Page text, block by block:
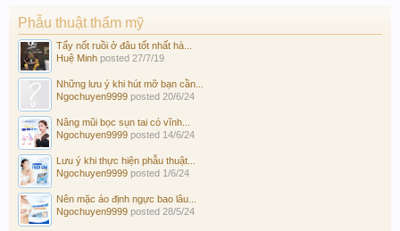
Phẫu thuật thẩm mỹ
Tẩy nốt ruồi ở đâu tốt nhất hà...
Huệ Minh posted 27/7/19
Những lưu ý khi hút mỡ bạn cần...
Ngochuyen9999 posted 20/6/24
Nâng mũi bọc sụn tai có vĩnh...
Ngochuyen9999 posted 14/6/24
Lưu ý khi thực hiện phẫu thuật...
Ngochuyen9999 posted 1/6/24
Nên mặc áo định ngực bao lâu...
Ngochuyen9999 posted 28/5/24